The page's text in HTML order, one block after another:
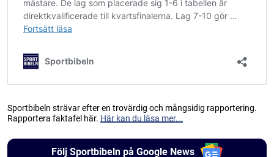
Sportbibeln strävar efter en trovärdig och mångsidig rapportering.
Rapportera faktafel här. Här kan du läsa mer...
Följ Sportbibeln på Google News